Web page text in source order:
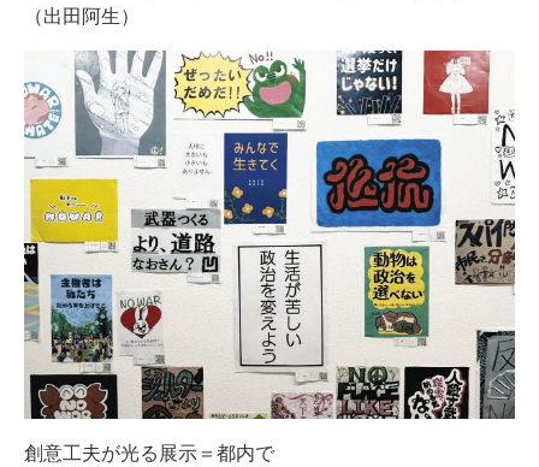
（出田阿生）
創意工夫が光る展示＝都内で